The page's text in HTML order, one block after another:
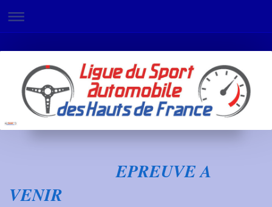
EPREUVE A
VENIR